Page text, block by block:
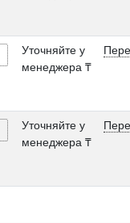
Уточняйте у
менеджера ₸
Уточняйте у
менеджера ₸